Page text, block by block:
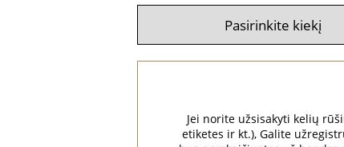
Jei norite užsisakyti kelių
etiketes ir kt.), Galite